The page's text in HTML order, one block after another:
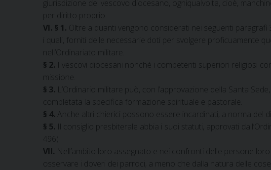
giurisdizione del vescovo diocesano, ogniqualvolta, cioè,
per diritto proprio.
VI. § 1. Oltre a quanti vengono considerati nei seguenti
i quali, forniti delle necessarie doti per svolgere proficuamente
nell’Ordinariato militare.
§ 2. I vescovi diocesani nonché i competenti superiori religiosi
missione.
§ 3. L’Ordinario militare può, con l’approvazione della Santa
completata la specifica formazione spirituale e pastorale.
§ 4. Anche altri chierici possono essere incardinati, a norma del
§ 5. Il consiglio presbiterale abbia i suoi statuti, approvati
496)
VII. Nell’ambito loro assegnato e nei confronti delle persone
osservare i doveri dei parroci, a meno che dalla natura delle